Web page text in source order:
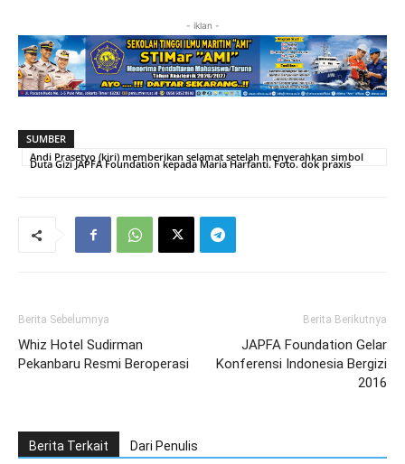
- iklan -
SUMBER
Andi Prasetyo (kiri) memberikan selamat setelah menyerahkan simbol
Duta Gizi JAPFA Foundation kepada Maria Harfanti. Foto. dok praxis
Berita Sebelumnya
Whiz Hotel Sudirman
Pekanbaru Resmi Beroperasi
Berita Berikutnya
JAPFA Foundation Gelar
Konferensi Indonesia Bergizi
2016
Berita Terkait Dari Penulis